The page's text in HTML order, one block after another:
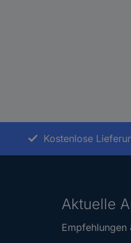
Kostenlose
Aktuelle
Empfehlungen